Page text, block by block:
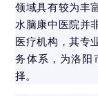
领域具有较为丰
水脑康中医院并
医疗机构，其专
务体系，为洛阳
择。